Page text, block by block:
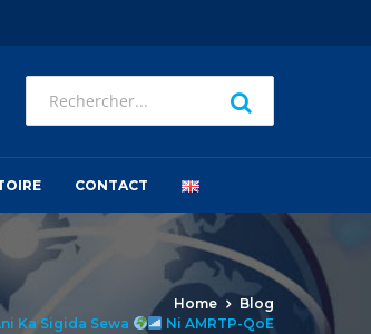
CONTACT
Home
Blog
Ka Sigida Sewa
Ni AMRTP-QoE